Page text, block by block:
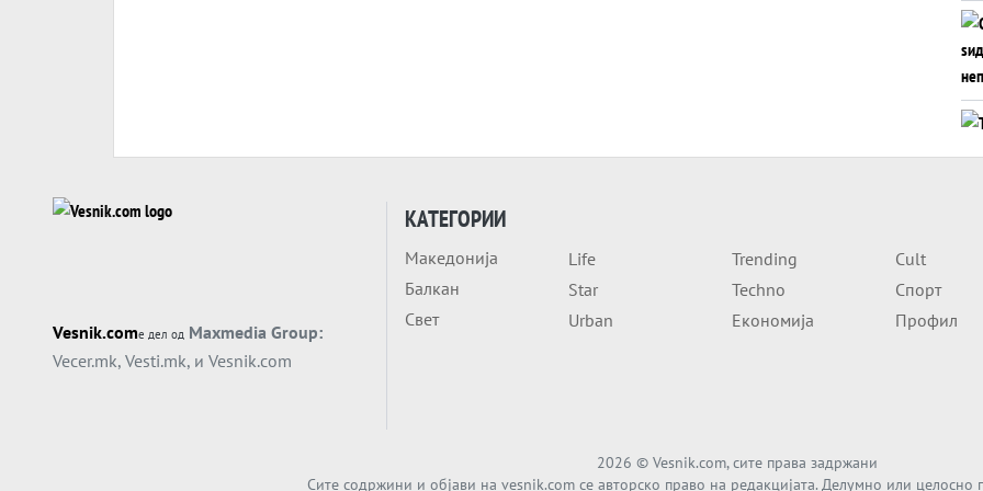
Vesnik.comе дел од Maxmedia Group:
Vecer.mk, Vesti.mk, и Vesnik.com
КАТЕГОРИИ
Македонија
Балкан
Свет
Life
Star
Urban
Trending
Techno
Економија
Cult
Спорт
Профил
2026 © Vesnik.com, сите права задржани
Сите содржини и објави на vesnik.com се авторско право на редакцијата. Делумно или целосно